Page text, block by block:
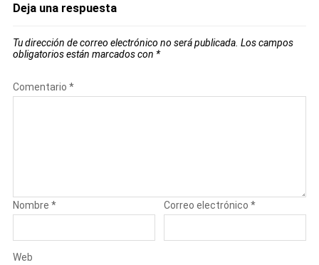
Deja una respuesta
Tu dirección de correo electrónico no será publicada. Los campos
obligatorios están marcados con *
Comentario *
Nombre * Correo electrónico*
Web